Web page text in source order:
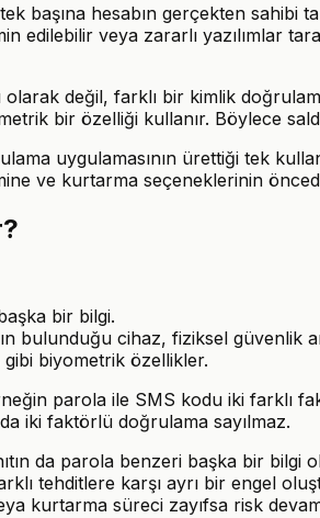
hesabın gerçekten sahibi
edilebilir veya zararlı yazılımlar
değil, farklı bir kimlik
bir özelliği kullanır. Böylece
uygulamasının ürettiği tek
ve kurtarma seçeneklerinin
bir bilgi.
bulunduğu cihaz, fiziksel güvenlik
biyometrik özellikler.
parola ile SMS kodu iki
iki faktörlü doğrulama sayılmaz.
da parola benzeri başka bir
tehditlere karşı ayrı bir engel
kurtarma süreci zayıfsa risk